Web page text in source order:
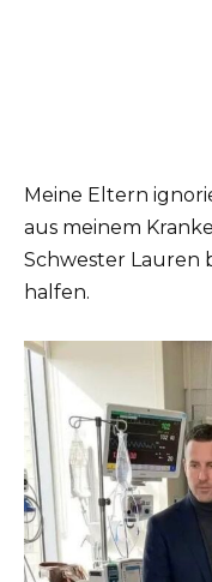
Meine Eltern
aus meinem
Schwester Lauren
halfen.